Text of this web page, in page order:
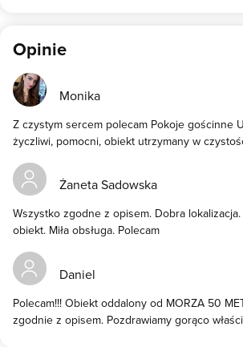
Opinie
Monika
Z czystym sercem polecam Pokoje gościnne
życzliwi, pomocni, obiekt utrzymany w
pełni wyposażona kuchnia (lodówka,
talerze, szklanki), duże łazienki, do
parawan. Po sąsiedzku przepyszne rybki i
Odległość od morza wymarzona :) Jestem
do lepszego obiektu nie mogliśmy trafić :)
cudowne wakacje, będziemy wracać nie raz ❤️
Żaneta Sadowska
Wszystko zgodne z opisem. Dobra
obiekt. Miła obsługa. Polecam
Daniel
Polecam!!! Obiekt oddalony od MORZA 50
zgodnie z opisem. Pozdrawiamy gorąco